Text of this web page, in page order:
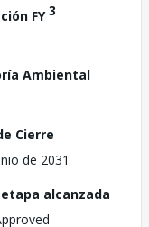
FY3
Ambiental
Cierre
de 2031
alcanzada